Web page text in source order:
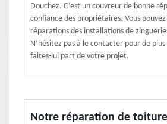
Douchez. C’est un couvreur de bonne
confiance des propriétaires. Vous
réparations des installations de
N’hésitez pas à le contacter pour de
faites-lui part de votre projet.
Notre réparation de